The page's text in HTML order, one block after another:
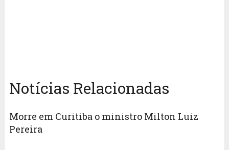
Notícias Relacionadas
Morre em Curitiba o ministro Milton Luiz
Pereira